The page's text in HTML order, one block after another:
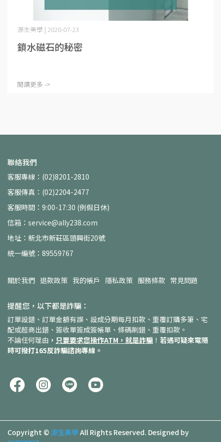
鎖水磁石的秘密
源生美學 | 2020-07-23
閱讀更多 ->
聯絡我們
客服專線：(02)8201-2810
客服傳真：(02)2204-2477
客服時間：9:00-17:30 (例假日休)
信箱：service@ally238.com
地址：新北市新莊區頭興街20號
統一編號：89559767
關於我們 退款政策 我的帳戶 隱私政策 服務條款 常見問題
提醒您，以下都是詐騙：
訂單設錯、訂單金額有誤、設成分期每月扣款、重覆訂購多筆、宅
配或超商出錯、簽收單簽成簽帳單、條碼刷錯、重覆扣款。
不論任何理由 ， 只要要求您操作ATM，就是詐騙 ！ 若遇可疑來電隨
時可撥打165反詐騙諮詢專線。
Copyright © 源生美學All Rights Reserved. Designed by